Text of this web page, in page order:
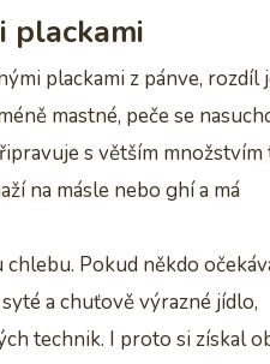
plackami
plackami z pánve, rozdíl
mastné, peče se
s větším
na másle nebo ghí a má
Pokud někdo
a chuťově výrazné jídlo,
technik. I proto si získal